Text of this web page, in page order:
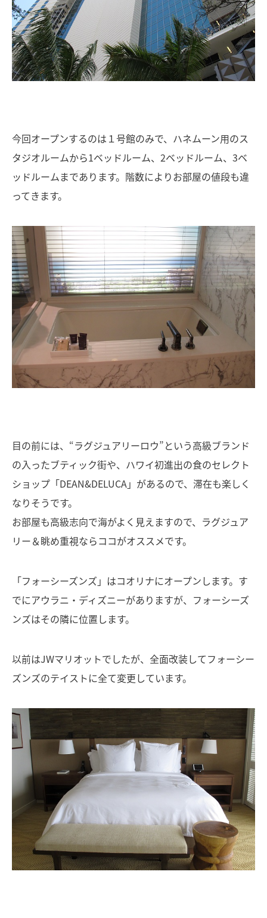
今回オープンするのは１号館のみで、ハネムーン用のス
タジオルームから1ベッドルーム、2ベッドルーム、3ベ
ッドルームまであります。階数によりお部屋の値段も違
ってきます。
目の前には、“ラグジュアリーロウ”という高級ブランド
の入ったブティック街や、ハワイ初進出の食のセレクト
ショップ「DEAN&DELUCA」があるので、滞在も楽しく
なりそうです。
お部屋も高級志向で海がよく見えますので、ラグジュア
リー＆眺め重視ならココがオススメです。
「フォーシーズンズ」はコオリナにオープンします。す
でにアウラニ・ディズニーがありますが、フォーシーズ
ンズはその隣に位置します。
以前はJWマリオットでしたが、全面改装してフォーシー
ズンズのテイストに全て変更しています。